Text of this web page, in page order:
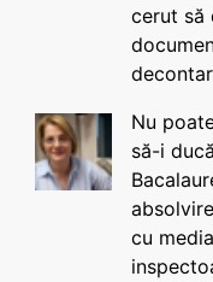
cerut să
Nu
să-i
cu